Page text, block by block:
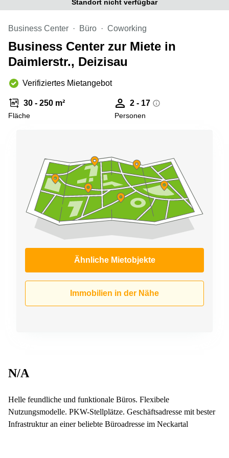
Berlin
Mitte
Büro
mieten
Tagungsraum
Büro
Nürnberg
Meetingraum
Berlin
Coworking
Str. 720-
726 Köln
Hohenstaufenring
62 Köln
Erna-
Scheffler-
Str. 1A
Ludwig-
Erhard-
Straße 18
Hamburg
Standort nicht verfügbar
Business Center Büro Coworking
Business Center zur Miete in
Daimlerstr., Deizisau
Verifiziertes Mietangebot
30 - 250 m²
Fläche
2 - 17
Personen
Ähnliche Mietobjekte
Immobilien in der Nähe
N/A
Helle feundliche und funktionale Büros. Flexibele
Nutzungsmodelle. PKW-Stellplätze. Geschäftsadresse mit bester
Infrastruktur an einer beliebte Büroadresse im Neckartal